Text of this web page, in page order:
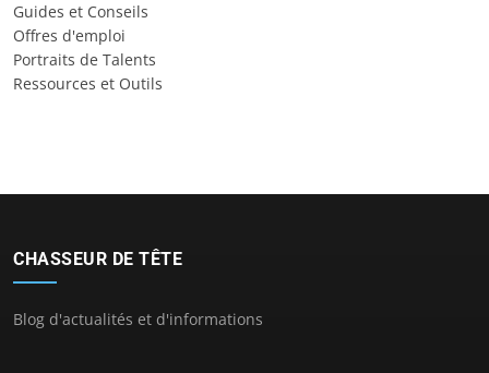
Guides et Conseils
Offres d'emploi
Portraits de Talents
Ressources et Outils
CHASSEUR DE TÊTE
Blog d'actualités et d'informations